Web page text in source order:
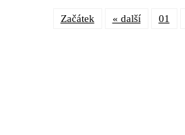
Začátek « další 01